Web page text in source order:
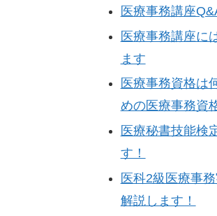
医療事務講座
医療事務講座に
ます
医療事務資格は
めの医療事務資
医療秘書技能検
す！
医科2級医療事
解説します！